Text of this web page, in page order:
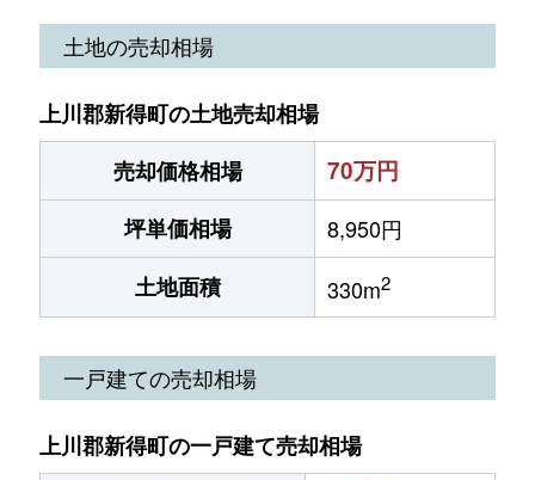
土地の売却相場
上川郡新得町の土地売却相場
売却価格相場
70万円
坪単価相場
8,950円
土地面積
330m2
一戸建ての売却相場
上川郡新得町の一戸建て売却相場